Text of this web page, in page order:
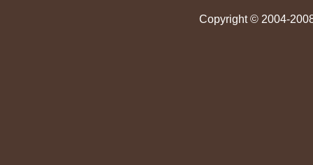
Copyright © 2004-